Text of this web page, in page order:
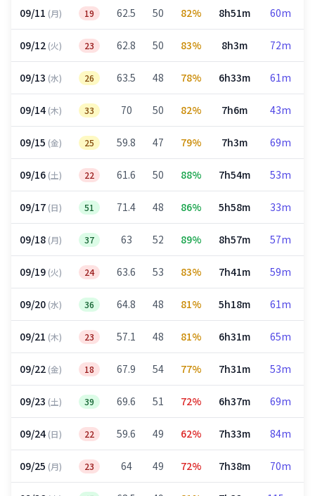
09/11 (月) 19 62.5 50 82% 8h51m 60m
09/12(火) 23 62.8 50 83% 8h3m 72m
09/13 (水) 26 63.5 48 78% 6h33m 61m
09/14(木) 33 70 50 82% 7h6m 43m
09/15 (金) 25 59.8 47 79% 7h3m 69m
09/16(土) 22 61.6 50 88% 7h54m 53m
09/17(日) 51 71.4 48 86% 5h58m 33m
09/18(月) 37 63 52 89% 8h57m 57m
09/19(火) 24 63.6 53 83% 7h41m 59m
09/20(水) 36 64.8 48 81% 5h18m 61m
09/21 (木) 23 57.1 48 81% 6h31m 65m
09/22(金) 18 67.9 54 77% 7h31m 53m
09/23 (土) 39 69.6 51 72% 6h37m 69m
09/24(日) 22 59.6 49 62% 7h33m 84m
09/25 (月) 23 64 49 72% 7h38m 70m